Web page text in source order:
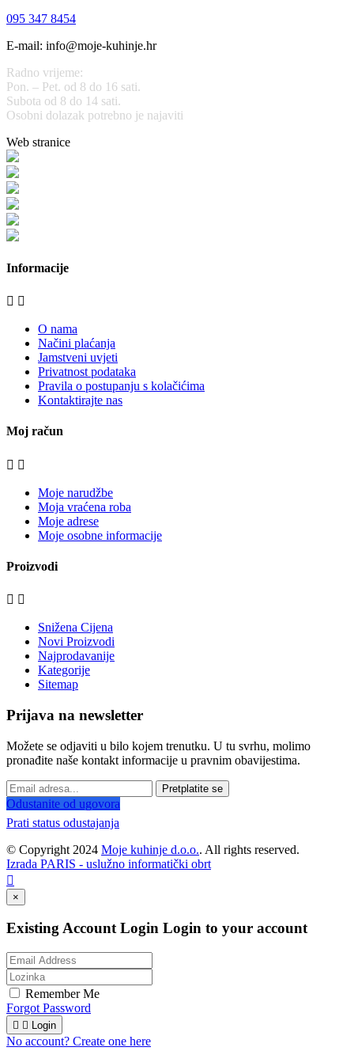
095 347 8454
E-mail: info@moje-kuhinje.hr
Radno vrijeme:
Pon. – Pet. od 8 do 16 sati.
Subota od 8 do 14 sati.
Osobni dolazak potrebno je najaviti
Web stranice
Informacije
 
O nama
Načini plaćanja
Jamstveni uvjeti
Privatnost podataka
Pravila o postupanju s kolačićima
Kontaktirajte nas
Moj račun
 
Moje narudžbe
Moja vraćena roba
Moje adrese
Moje osobne informacije
Proizvodi
 
Snižena Cijena
Novi Proizvodi
Najprodavanije
Kategorije
Sitemap
Prijava na newsletter
Možete se odjaviti u bilo kojem trenutku. U tu svrhu, molimo
pronađite naše kontakt informacije u pravnim obavijestima.
Pretplatite se
Odustanite od ugovora
Prati status odustajanja
© Copyright 2024 Moje kuhinje d.o.o.. All rights reserved.
Izrada PARIS - uslužno informatički obrt

×
Existing Account Login Login to your account
Remember Me
Forgot Password
  Login
No account? Create one here